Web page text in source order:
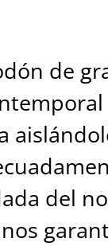
de
del